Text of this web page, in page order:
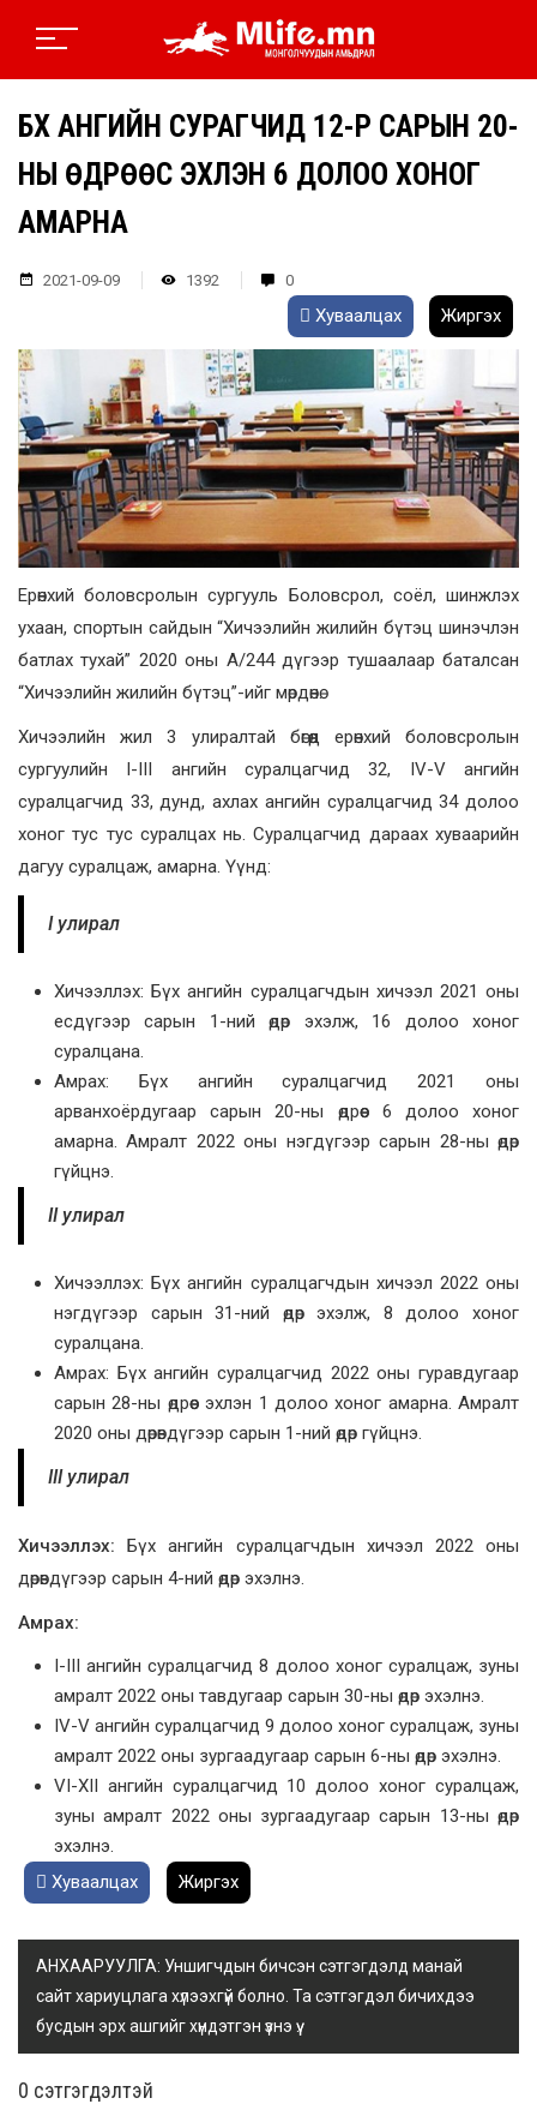
БҮХ АНГИЙН СУРАГЧИД 12-Р САРЫН 20-
НЫ ӨДРӨӨС ЭХЛЭН 6 ДОЛОО ХОНОГ
АМАРНА
2021-09-09 1392 0
Хуваалцах Жиргэх
Ерөнхий боловсролын сургууль Боловсрол, соёл, шинжлэх
ухаан, спортын сайдын “Хичээлийн жилийн бүтэц шинэчлэн
батлах тухай” 2020 оны А/244 дүгээр тушаалаар баталсан
“Хичээлийн жилийн бүтэц”-ийг мөрдөнө.
Хичээлийн жил 3 улиралтай бөгөөд ерөнхий боловсролын
сургуулийн I-III ангийн суралцагчид 32, IV-V ангийн
суралцагчид 33, дунд, ахлах ангийн суралцагчид 34 долоо
хоног тус тус суралцах нь. Суралцагчид дараах хуваарийн
дагуу суралцаж, амарна. Үүнд:
I улирал
Хичээллэх: Бүх ангийн суралцагчдын хичээл 2021 оны
есдүгээр сарын 1-ний өдөр эхэлж, 16 долоо хоног
суралцана.
Амрах: Бүх ангийн суралцагчид 2021 оны
арванхоёрдугаар сарын 20-ны өдрөөс 6 долоо хоног
амарна. Амралт 2022 оны нэгдүгээр сарын 28-ны өдөр
гүйцнэ.
II улирал
Хичээллэх: Бүх ангийн суралцагчдын хичээл 2022 оны
нэгдүгээр сарын 31-ний өдөр эхэлж, 8 долоо хоног
суралцана.
Амрах: Бүх ангийн суралцагчид 2022 оны гуравдугаар
сарын 28-ны өдрөөс эхлэн 1 долоо хоног амарна. Амралт
2020 оны дөрөвдүгээр сарын 1-ний өдөр гүйцнэ.
III улирал
Хичээллэх:Бүх ангийн суралцагчдын хичээл 2022 оны
дөрөвдүгээр сарын 4-ний өдөр эхэлнэ.
Амрах:
I-III ангийн суралцагчид 8 долоо хоног суралцаж, зуны
амралт 2022 оны тавдугаар сарын 30-ны өдөр эхэлнэ.
IV-V ангийн суралцагчид 9 долоо хоног суралцаж, зуны
амралт 2022 оны зургаадугаар сарын 6-ны өдөр эхэлнэ.
VI-XII ангийн суралцагчид 10 долоо хоног суралцаж,
зуны амралт 2022 оны зургаадугаар сарын 13-ны өдөр
эхэлнэ.
Хуваалцах
Жиргэх
АНХААРУУЛГА: Уншигчдын бичсэн сэтгэгдэлд манай
сайт хариуцлага хүлээхгүй болно. Та сэтгэгдэл бичихдээ
бусдын эрх ашгийг хүндэтгэн үзнэ үү.
0 cэтгэгдэлтэй